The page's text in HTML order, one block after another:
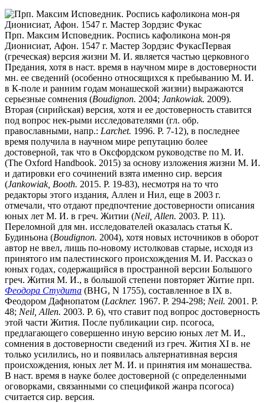
Прп. Максим Исповедник. Роспись кафоликона мон-ря
Дионисиат, Афон. 1547 г. Мастер Зордзис ФукасПервая
(греческая) версия жизни М. И. является частью церковного
Предания, хотя в наст. время в научном мире в достоверности
мн. ее сведений (особенно относящихся к пребыванию М. И.
в К-поле и ранним годам монашеской жизни) выражаются
серьезные сомнения (Boudignon. 2004; Jankowiak. 2009).
Вторая (сирийская) версия, хотя и ее достоверность ставится
под вопрос нек-рыми исследователями (гл. обр.
православными, напр.: Larchet. 1996. P. 7-12), в последнее
время получила в научном мире репутацию более
достоверной, так что в Оксфордском руководстве по М. И.
(The Oxford Handbook. 2015) за основу изложения жизни М. И.
и датировки его сочинений взята именно сир. версия
(Jankowiak, Booth. 2015. P. 19-83), несмотря на то что
редакторы этого издания, Аллен и Нил, еще в 2003 г.
отмечали, что отдают предпочтение достоверности описания
юных лет М. И. в греч. Житии (Neil, Allen. 2003. Р. 11).
Переломной для мн. исследователей оказалась статья К.
Будиньона (Boudignon. 2004), хотя новых источников в оборот
автор не ввел, лишь по-новому истолковав старые, исходя из
принятого им палестинского происхождения М. И. Рассказ о
юных годах, содержащийся в пространной версии Большого
греч. Жития М. И., в большой степени повторяет Житие прп.
Феодора Студита (BHG, N 1755), составленное в IX в.
Феодором Дафнопатом (Lackner. 1967. P. 294-298; Neil. 2001. P.
48; Neil, Allen. 2003. Р. 6), что ставит под вопрос достоверность
этой части Жития. После публикации сир. псогоса,
предлагающего совершенно иную версию юных лет М. И.,
сомнения в достоверности сведений из греч. Жития XI в. не
только усилились, но и появилась альтернативная версия
происхождения, юных лет М. И. и принятия им монашества.
В наст. время в науке более достоверной (с определенными
оговорками, связанными со спецификой жанра псогоса)
считается сир. версия.